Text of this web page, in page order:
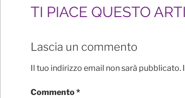
TI PIACE QUESTO
Lascia un commento
Il tuo indirizzo email non sarà pubblicato.
Commento*